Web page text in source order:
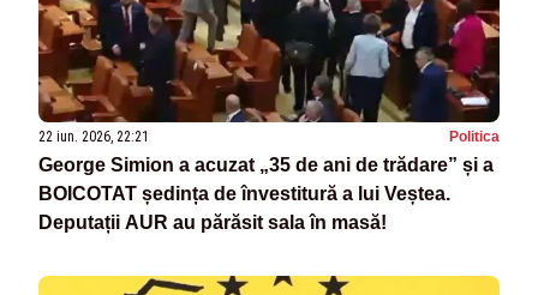
22 iun. 2026, 22:21 Politica
George Simion a acuzat „35 de ani de trădare” și a
BOICOTAT ședința de învestitură a lui Veștea.
Deputații AUR au părăsit sala în masă!